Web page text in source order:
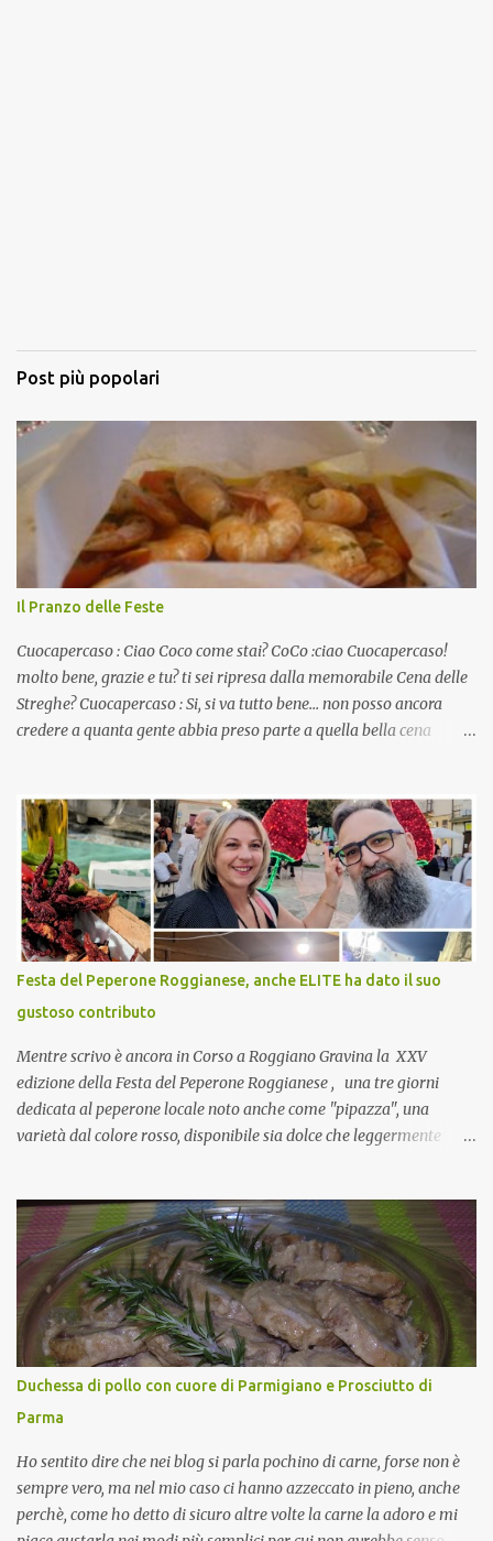
Post più popolari
Il Pranzo delle Feste
Cuocapercaso : Ciao Coco come stai? CoCo :ciao Cuocapercaso!
molto bene, grazie e tu? ti sei ripresa dalla memorabile Cena delle
Streghe? Cuocapercaso : Si, si va tutto bene… non posso ancora
credere a quanta gente abbia preso parte a quella bella cena
pranzo, racconta un po'! Perchè io avrò ospiti e cerco degli spunti...
Cuocapercaso : A dire il vero domenica prossima non preparo
nulla perché vado al Pranzo Aziendale di fine anno organizzato dai
mie capi! CoCo : Pranzo aziendale? Una bella idea! Cuocapercaso :
si, è un modo per riunirsi tutti a fine anno e tirare le somme…
naturalmente mangiando tutti insieme, con grande convivialità!
CoCo : è naturale il cibo, come sappiamo bene, funziona spesso da
collante e anche nel lavoro riesce a creare spesso l’ambiente
favorevole per molte belle opportunità, non trovi? Cuocapercaso :
Si, concordo! …addirittura si dice...
Festa del Peperone Roggianese, anche ELITE ha dato il suo
gustoso contributo
Mentre scrivo è ancora in Corso a Roggiano Gravina la XXV
edizione della Festa del Peperone Roggianese , una tre giorni
dedicata al peperone locale noto anche come "pipazza", una
varietà dal colore rosso, disponibile sia dolce che leggermente
(Pat) della Calabria. Un ingrediente versatile in cucina, utilizzato
fresco o essiccato in ricette della tradizione o in piatti innovativi.
Durante la prima serata dell'evento abbiamo avuto prova della
versatilità di questo ingrediente durante il "2° Concorso
Gastronomico di piatti a base di peperone Roggianese" ideato da
Gina Santagata , presidente dell'associazione Mongolfiera, che ha
visto coinvolte tante associazioni attive sul territorio che hanno
voluto partecipare presentando un loro piatto a base di peperone.
Da giurata del concorso insieme agli chef Francesco Luci e ...
Duchessa di pollo con cuore di Parmigiano e Prosciutto di
Parma
Ho sentito dire che nei blog si parla pochino di carne, forse non è
sempre vero, ma nel mio caso ci hanno azzeccato in pieno, anche
perchè, come ho detto di sicuro altre volte la carne la adoro e mi